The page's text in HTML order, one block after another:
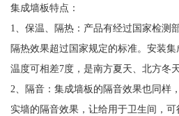
集成墙板特点：
1、保温、隔热：产品有经过国家检测
隔热效果超过国家规定的标准。安装
温度可相差7度，是南方夏天、北方冬
2、隔音：集成墙板的隔音效果也同样
实墙的隔音效果，让给用于卫生间，